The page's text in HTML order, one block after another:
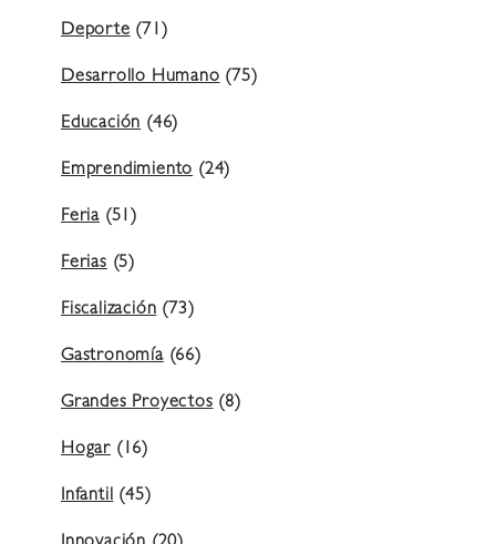
Deporte(71)
Desarrollo Humano(75)
Educación(46)
Emprendimiento(24)
Feria (51)
Ferias(5)
Fiscalización(73)
Gastronomía(66)
Grandes Proyectos(8)
Hogar (16)
Infantil(45)